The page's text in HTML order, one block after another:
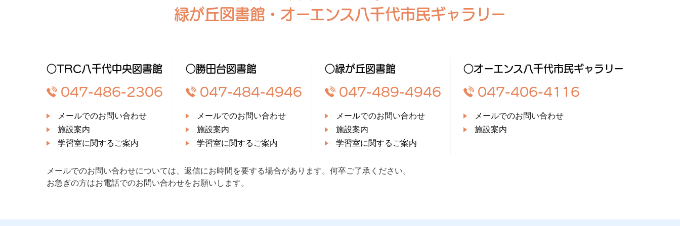
緑が丘図書館・オーエンス八千代市民ギャラリー
○TRC八千代中央図書館
047-486-2306
メールでのお問い合わせ
施設案内
学習室に関するご案内
○勝田台図書館
047-484-4946
メールでのお問い合わせ
施設案内
学習室に関するご案内
○緑が丘図書館
047-489-4946
メールでのお問い合わせ
施設案内
学習室に関するご案内
○オーエンス八千代市民ギャラリー
047-406-4116
メールでのお問い合わせ
施設案内
メールでのお問い合わせについては、返信にお時間を要する場合があります。何卒ご了承ください。
お急ぎの方はお電話でのお問い合わせをお願いします。